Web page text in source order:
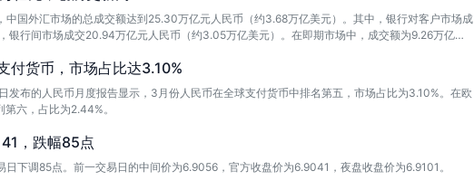
国外汇市场的总成交额达到25.30万亿元人民币（约3.68万亿美元）。其中，银行对客户市场成
行间市场成交20.94万亿元人民币（约3.05万亿美元）。在即期市场中，成交额为9.26万亿元
付货币，市场占比达3.10%
布的人民币月度报告显示，3月份人民币在全球支付货币中排名第五，市场占比为3.10%。在欧
六，占比为2.44%。
，跌幅85点
下调85点。前一交易日的中间价为6.9056，官方收盘价为6.9041，夜盘收盘价为6.9101。